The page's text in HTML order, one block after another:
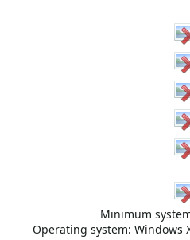
Minimum
Operating system: Windows